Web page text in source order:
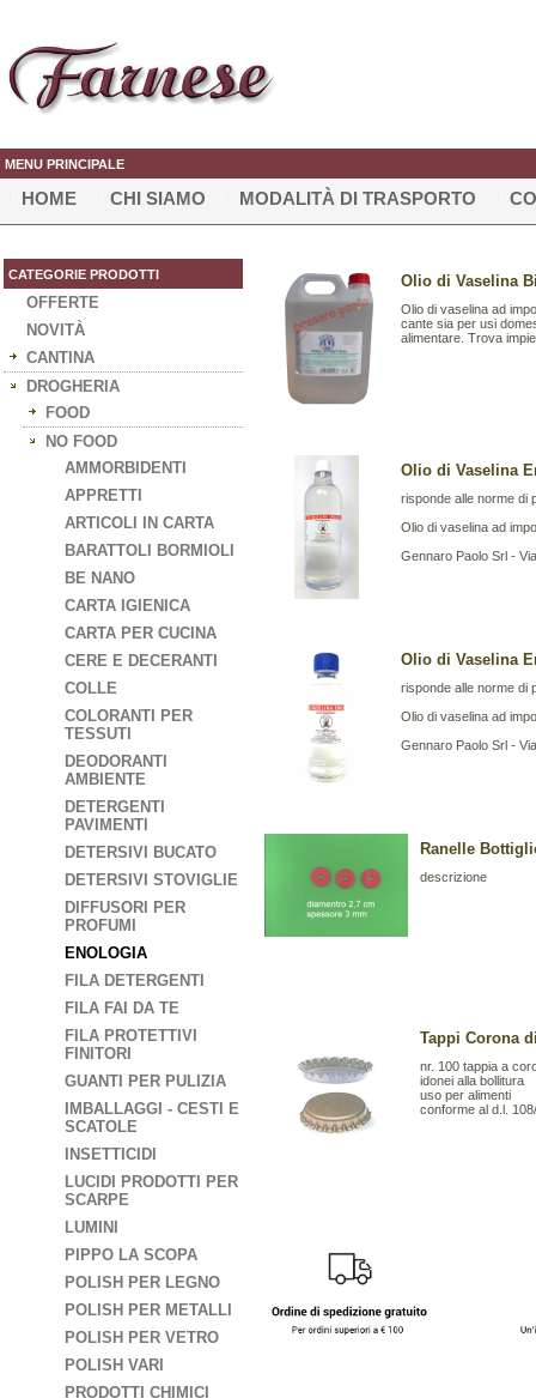
MENU PRINCIPALE
HOME CHI SIAMO MODALITÀ DI TRASPORTO
CATEGORIE PRODOTTI
OFFERTE
NOVITÀ
CANTINA
DROGHERIA
FOOD
NO FOOD
AMMORBIDENTI
APPRETTI
ARTICOLI IN CARTA
BARATTOLI BORMIOLI
BE NANO
CARTA IGIENICA
CARTA PER CUCINA
CERE E DECERANTI
COLLE
COLORANTI PER
TESSUTI
DEODORANTI
AMBIENTE
DETERGENTI
PAVIMENTI
DETERSIVI BUCATO
DETERSIVI STOVIGLIE
DIFFUSORI PER
PROFUMI
ENOLOGIA
FILA DETERGENTI
FILA FAI DA TE
FILA PROTETTIVI
FINITORI
GUANTI PER PULIZIA
IMBALLAGGI - CESTI E
SCATOLE
INSETTICIDI
LUCIDI PRODOTTI PER
SCARPE
LUMINI
PIPPO LA SCOPA
POLISH PER LEGNO
POLISH PER METALLI
POLISH PER VETRO
POLISH VARI
PRODOTTI CHIMICI
Olio di Vaselina
Olio di vaselina ad
cante sia per usi
alimentare. Trova
Olio di Vaselina
risponde alle norme di
Olio di vaselina ad
Gennaro Paolo Srl -
Olio di Vaselina
risponde alle norme di
Olio di vaselina ad
Gennaro Paolo Srl -
Ranelle
descrizione
Tappi Corona
nr. 100 tappia a
idonei alla bollitura
uso per alimenti
conforme al d.l.